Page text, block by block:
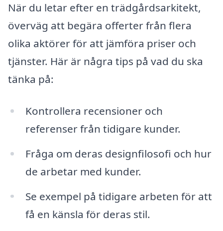
När du letar efter en trädgårdsarkitekt,
överväg att begära offerter från flera
olika aktörer för att jämföra priser och
tjänster. Här är några tips på vad du ska
tänka på:
Kontrollera recensioner och
referenser från tidigare kunder.
Fråga om deras designfilosofi och hur
de arbetar med kunder.
Se exempel på tidigare arbeten för att
få en känsla för deras stil.